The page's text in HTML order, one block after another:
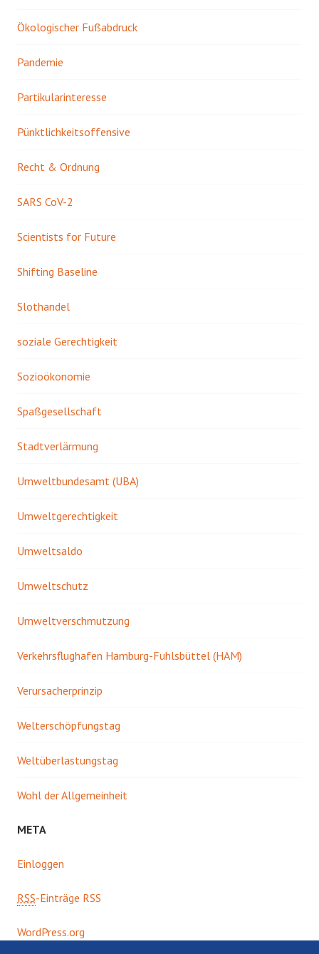
Ökologischer Fußabdruck
Pandemie
Partikularinteresse
Pünktlichkeitsoffensive
Recht & Ordnung
SARS CoV-2
Scientists for Future
Shifting Baseline
Slothandel
soziale Gerechtigkeit
Sozioökonomie
Spaßgesellschaft
Stadtverlärmung
Umweltbundesamt (UBA)
Umweltgerechtigkeit
Umweltsaldo
Umweltschutz
Umweltverschmutzung
Verkehrsflughafen Hamburg-Fuhlsbüttel (HAM)
Verursacherprinzip
Welterschöpfungstag
Weltüberlastungstag
Wohl der Allgemeinheit
META
Einloggen
RSS-Einträge RSS
WordPress.org